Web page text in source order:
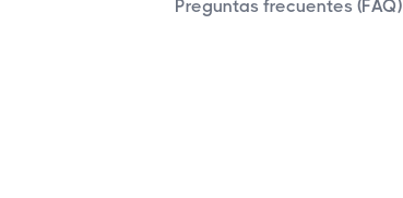
Preguntas frecuentes (FAQ)